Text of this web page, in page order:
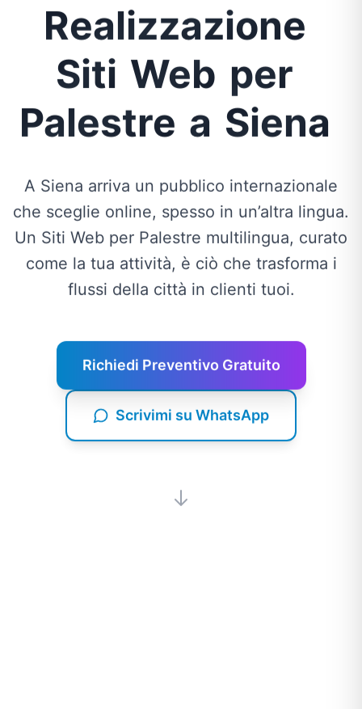
Realizzazione
Siti Web per
Palestre a Siena
A Siena arriva un pubblico internazionale
che sceglie online, spesso in un’altra lingua.
Un Siti Web per Palestre multilingua, curato
come la tua attività, è ciò che trasforma i
flussi della città in clienti tuoi.
Richiedi Preventivo Gratuito
Scrivimi su WhatsApp